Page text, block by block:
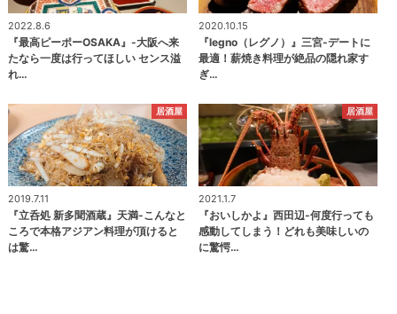
2022.8.6
『最高ピーポーOSAKA』-大阪へ来
たなら一度は行ってほしい センス溢
れ…
2020.10.15
『legno（レグノ）』三宮-デートに
最適！薪焼き料理が絶品の隠れ家す
ぎ…
居酒屋
2019.7.11
『立呑処 新多聞酒蔵』天満-こんなと
ころで本格アジアン料理が頂けると
は驚…
居酒屋
2021.1.7
『おいしかよ』西田辺-何度行っても
感動してしまう！どれも美味しいの
に驚愕…